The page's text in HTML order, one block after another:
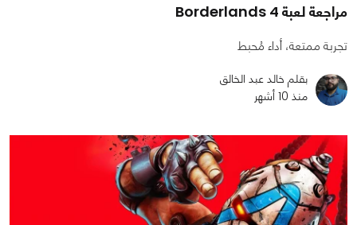
مراجعة لعبة Borderlands 4
تجربة ممتعة، أداء مُحبط
بقلم خالد عبد الخالق
منذ 10 أشهر